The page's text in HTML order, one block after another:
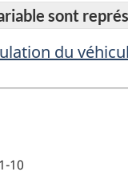
sont
du
10